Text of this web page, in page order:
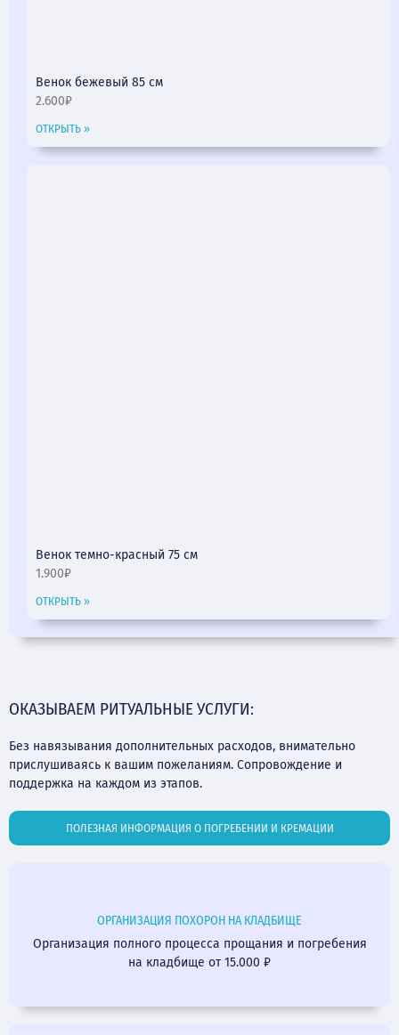
Венок бежевый 85 см
2.600₽
ОТКРЫТЬ »
Венок темно-красный 75 см
1.900₽
ОТКРЫТЬ »
ОКАЗЫВАЕМ РИТУАЛЬНЫЕ УСЛУГИ:
Без навязывания дополнительных расходов, внимательно
прислушиваясь к вашим пожеланиям. Сопровождение и
поддержка на каждом из этапов.
ПОЛЕЗНАЯ ИНФОРМАЦИЯ О ПОГРЕБЕНИИ И КРЕМАЦИИ
ОРГАНИЗАЦИЯ ПОХОРОН НА КЛАДБИЩЕ
Организация полного процесса прощания и погребения
на кладбище от 15.000 ₽